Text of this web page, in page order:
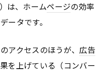
）は、ホームページの効率
ータです。
アクセスのほうが、広告
を上げている（コンバー